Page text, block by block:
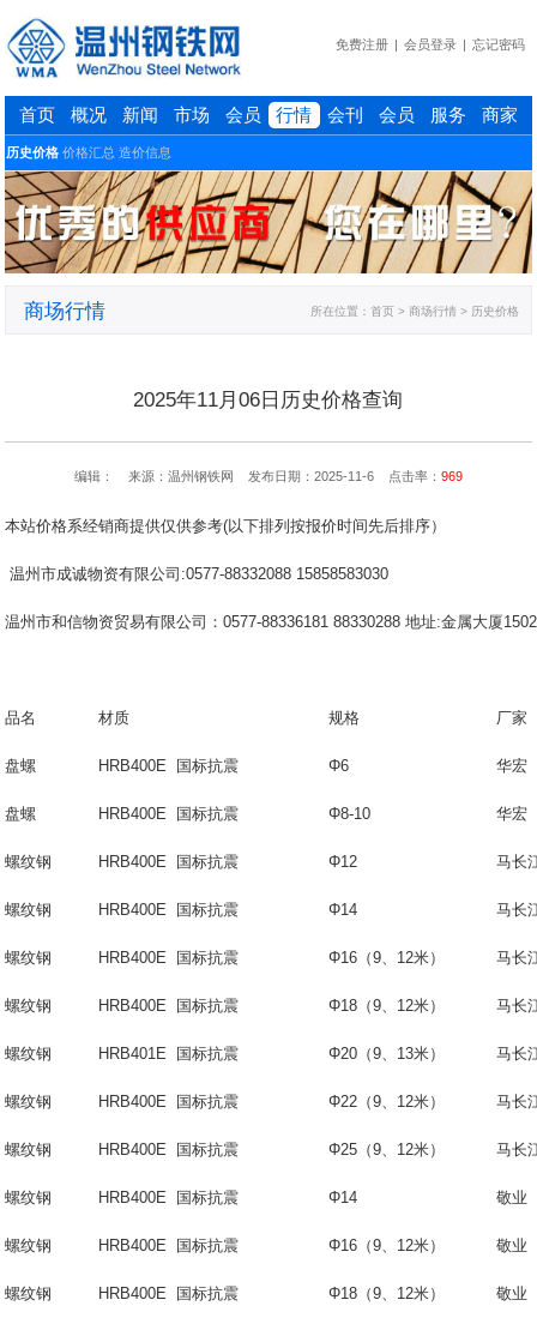
免费注册 会员登录 忘记密码
首页 概况 新闻 市场 会员 行情 会刊 会员 服务 商家
历史价格 价格汇总 造价信息
所在位置： 首页> 商场行情 > 历史价格
商场行情
2025年11月06日历史价格查询
编辑： 来源：温州钢铁网 发布日期：2025-11-6 点击率： 969
本站价格系经销商提供仅供参考(以下排列按报价时间先后排序）
温州市成诚物资有限公司 :0577-88332088 15858583030
温州市和信物资贸易有限公司：0577-88336181 88330288 地址:金属大厦
品名 材质 规格 厂家
盘螺 HRB400E 国标抗震 Φ6 华宏
盘螺 HRB400E 国标抗震 Φ8-10 华宏
螺纹钢 HRB400E 国标抗震 Φ12 马长
螺纹钢 HRB400E 国标抗震 Φ14 马长
螺纹钢 HRB400E 国标抗震 Φ16（9、12米） 马长
螺纹钢 HRB400E 国标抗震 Φ18 （9、 12米） 马长
螺纹钢 HRB401E 国标抗震 Φ20 （9、 13米） 马长
螺纹钢 HRB400E 国标抗震 Φ22（9、12米） 马长
螺纹钢 HRB400E 国标抗震 Φ25（9、12米） 马长
螺纹钢 HRB400E 国标抗震 Φ14 敬业
螺纹钢 HRB400E 国标抗震 Φ16（9、12米） 敬业
螺纹钢 HRB400E 国标抗震 Φ18 （9、 12米） 敬业